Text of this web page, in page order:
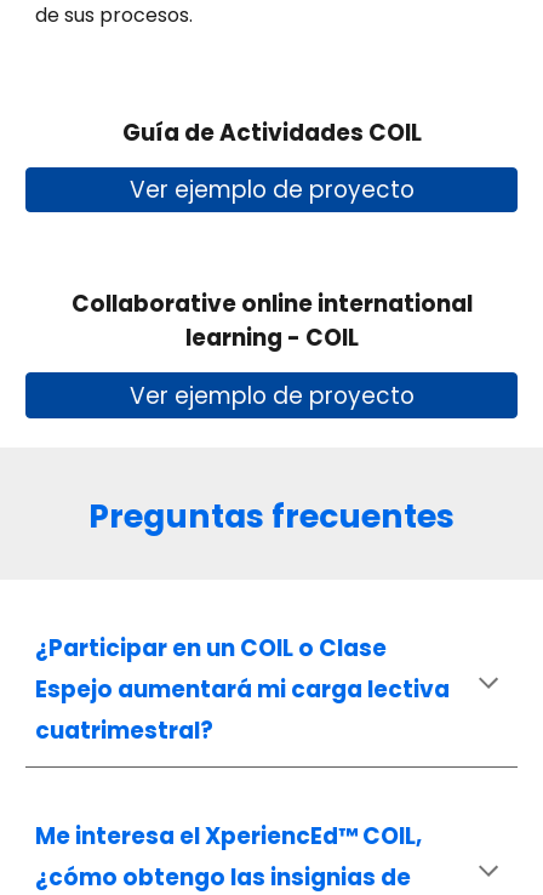
de sus procesos.
Guía de Actividades COIL
Ver ejemplo de proyecto
Collaborative online international
learning - COIL
Ver ejemplo de proyecto
Preguntas frecuentes
¿Participar en un COIL o Clase
Espejo aumentará mi carga lectiva
cuatrimestral?
Me interesa el XperiencEd™ COIL,
¿cómo obtengo las insignias de